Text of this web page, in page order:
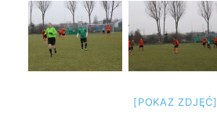
[POKAZ ZDJĘĆ]